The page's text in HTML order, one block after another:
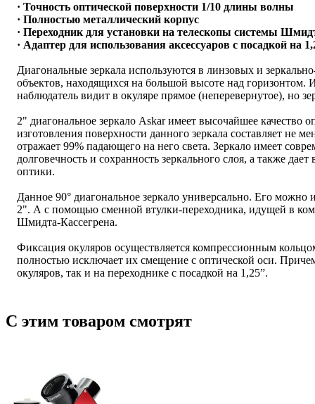
· Точность оптической поверхности 1/10 длины волны
· Полностью металлический корпус
· Переходник для установки на телескопы системы
· Адаптер для использования аксессуаров с посадкой на
Диагональные зеркала используются в линзовых и
объектов, находящихся на большой высоте над горизонтом.
наблюдатель видит в окуляре прямое (неперевернутое), но
2" диагональное зеркало Askar имеет высочайшее качество
изготовления поверхности данного зеркала составляет не
отражает 99% падающего на него света. Зеркало имеет
долговечность и сохранность зеркального слоя, а также
оптики.
Данное 90° диагональное зеркало универсально. Его
2". А с помощью сменной втулки-переходника, идущей в
Шмидта-Кассегрена.
Фиксация окуляров осуществляется компрессионным
полностью исключает их смещение с оптической оси. Причем
окуляров, так и на переходнике с посадкой на 1,25”.
С этим товаром смотрят